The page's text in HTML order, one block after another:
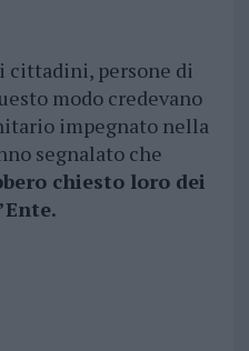
cittadini, persone di
modo credevano
impegnato nella
segnalato che
chiesto loro dei